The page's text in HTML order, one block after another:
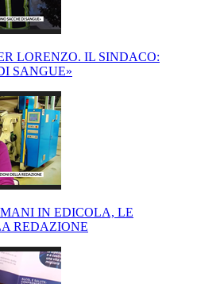
LORENZO. IL SINDACO:
SANGUE»
IN EDICOLA, LE
REDAZIONE